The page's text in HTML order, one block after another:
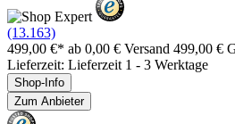
(13.163)
499,00 €* ab 0,00 € Versand 499,00 €
Lieferzeit: Lieferzeit 1 - 3 Werktage
Shop-Info
Zum Anbieter